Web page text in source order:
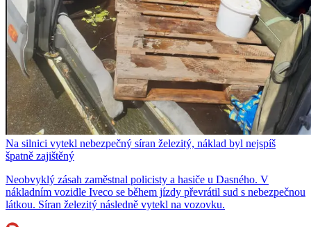
Na silnici vytekl nebezpečný síran železitý, náklad byl nejspíš
špatně zajištěný
Neobvyklý zásah zaměstnal policisty a hasiče u Dasného. V
nákladním vozidle Iveco se během jízdy převrátil sud s nebezpečnou
látkou. Síran železitý následně vytekl na vozovku.